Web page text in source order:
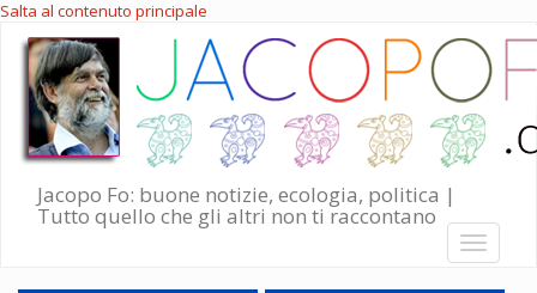
Salta al contenuto principale
Jacopo Fo: buone notizie, ecologia, politica |
Tutto quello che gli altri non ti raccontano
Toggle